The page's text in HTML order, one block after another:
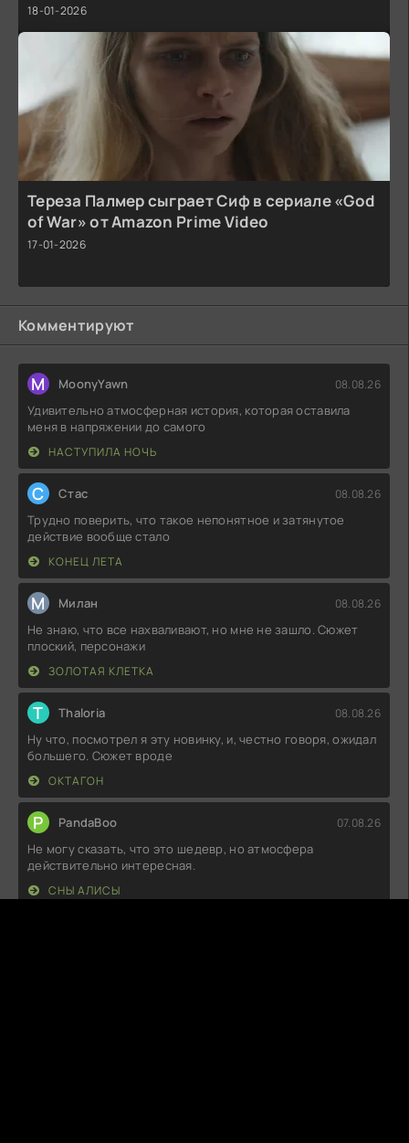
18-01-2026
Тереза Палмер сыграет Сиф в сериале «God
of War» от Amazon Prime Video
17-01-2026
Комментируют
M MoonyYawn 08.08.26
Удивительно атмосферная история, которая оставила
меня в напряжении до самого
НАСТУПИЛА НОЧЬ
С Стас 08.08.26
Трудно поверить, что такое непонятное и затянутое
действие вообще стало
КОНЕЦ ЛЕТА
М Милан 08.08.26
Не знаю, что все нахваливают, но мне не зашло. Сюжет
плоский, персонажи
ЗОЛОТАЯ КЛЕТКА
T Thaloria 08.08.26
Ну что, посмотрел я эту новинку, и, честно говоря, ожидал
большего. Сюжет вроде
ОКТАГОН
P PandaBoo 07.08.26
Не могу сказать, что это шедевр, но атмосфера
действительно интересная.
СНЫ АЛИСЫ